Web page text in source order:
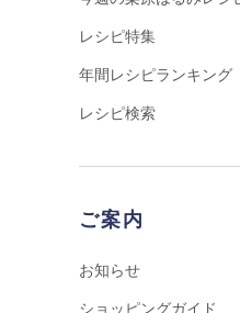
レシピ特集
年間レシピランキング
レシピ検索
ご案内
お知らせ
ショッピングガイド